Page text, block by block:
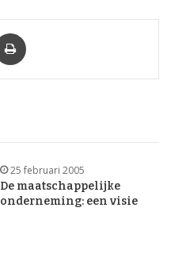
25 februari 2005
De maatschappelijke
onderneming: een visie